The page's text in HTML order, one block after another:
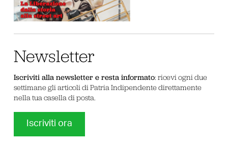
Newsletter
Iscriviti alla newsletter e resta informato: ricevi ogni due
settimane gli articoli di Patria Indipendente direttamente
nella tua casella di posta.
Iscriviti ora